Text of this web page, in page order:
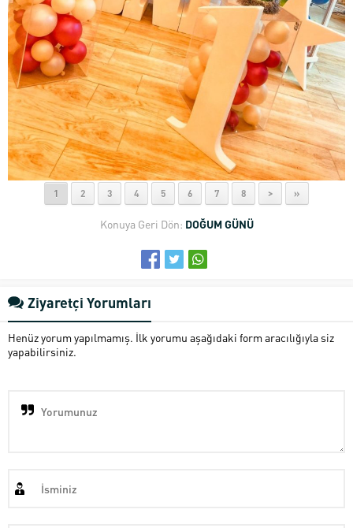
1 2 3 4 5 6 7 8 > »
Konuya Geri Dön: DOĞUM GÜNÜ
Ziyaretçi Yorumları
Henüz yorum yapılmamış. İlk yorumu aşağıdaki form aracılığıyla siz
yapabilirsiniz.